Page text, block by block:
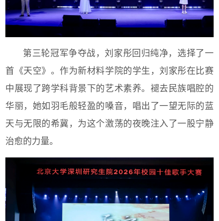
第三轮冠军争夺战，刘家彤回归纯净，选择了一
首《天空》。作为新材料学院的学生，刘家彤在比赛
中展现了跨学科背景下的艺术素养。褪去民族唱腔的
华丽，她如羽毛般轻盈的嗓音，唱出了一望无际的蓝
天与无限的希冀，为这个激荡的夜晚注入了一股宁静
治愈的力量。